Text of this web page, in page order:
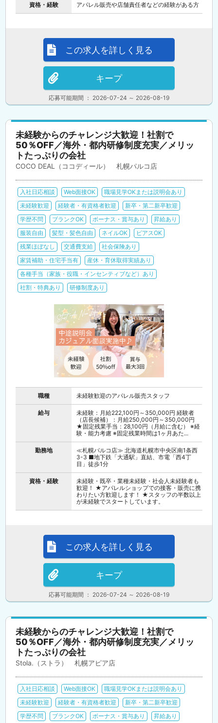
資格・経験 アパレル販売や店舗責任者などの経験がある方
応募可能期間 ： 2026-07-24 ～ 2026-08-19
この求人を詳しく見る
キープ
未経験からのチャレンジ大歓迎！社割で
50％OFF／海外・都内研修制度充実／メリッ
トたっぷりの会社
COCO DEAL（ココディール） 札幌パルコ店
入社日応相談 Web面接OK
職場見学OKまたは説明会あり
未経験歓迎
経験者・有資格者歓迎
新卒・第二新卒歓迎
学歴不問
ブランクOK ボーナス・賞与あり
昇給あり
服装自由
髪型・髪色自由 ネイルOK
ピアスOK
残業ほぼなし
交通費支給
社会保険あり
家賃補助・住宅手当有
産休・育休取得実績あり
各種手当（家族・役職・インセンティブなど）あり
社割・特典あり
研修制度あり
職種 未経験歓迎のアパレル販売スタッフ
給与
未経験：月給222,100円～350,000円 経験者
（店長候補）：月給250,000円～350,000円
★固定残業手当：28,100円（月給に含む） ※経
験・能力考慮 ※固定残業時間は1ヶ月あた...
勤務地
≪札幌パルコ店≫ 北海道札幌市中央区南1条西
3-3 ■地下鉄「大通駅」直結、市電「西4丁
目」徒歩1分
資格・経験
未経験・既卒・業種未経験・社会人未経験者も
歓迎！ ★アパレルショップでの接客・販売に携
わりたい方歓迎します！ ★スタッフの半数以上
が未経験でスタートしています。
応募可能期間 ： 2026-07-24 ～ 2026-08-19
この求人を詳しく見る
キープ
未経験からのチャレンジ大歓迎！社割で
50％OFF／海外・都内研修制度充実／メリッ
トたっぷりの会社
Stola.（ストラ） 札幌アピア店
入社日応相談 Web面接OK
職場見学OKまたは説明会あり
未経験歓迎
経験者・有資格者歓迎
新卒・第二新卒歓迎
学歴不問
ブランクOK ボーナス・賞与あり
昇給あり